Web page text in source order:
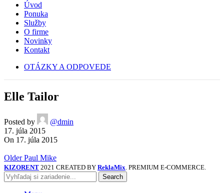
Úvod
Ponuka
Služby
O firme
Novinky
Kontakt
OTÁZKY A ODPOVEDE
Elle Tailor
Posted by
@dmin
17. júla 2015
On 17. júla 2015
Older Paul Mike
KIZORENT 2021 CREATED BY ReklaMix . PREMIUM E-COMMERCE.
Search